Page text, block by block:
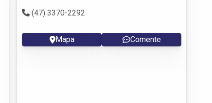
(47) 3370-2292
Mapa Comente